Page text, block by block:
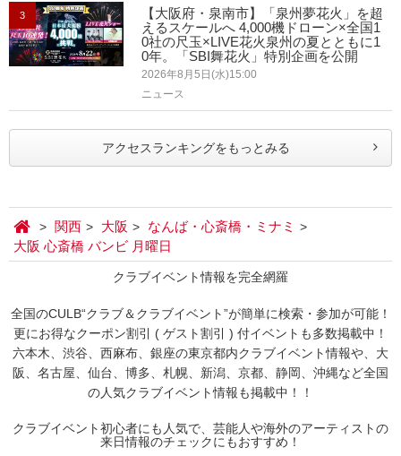
3
【大阪府・泉南市】「泉州夢花火」を超
えるスケールへ 4,000機ドローン×全国1
0社の尺玉×LIVE花火泉州の夏とともに1
0年。「SBI舞花火」特別企画を公開
2026年8月5日(水)15:00
ニュース
アクセスランキングをもっとみる
関西 大阪
なんば・心斎橋・ミナミ
大阪 心斎橋 バンビ 月曜日
クラブイベント情報を完全網羅
全国のCULB“クラブ＆クラブイベント”が簡単に検索・参加が可能！
更にお得なクーポン割引 ( ゲスト割引 ) 付イベントも多数掲載中！
六本木、渋谷、西麻布、銀座の東京都内クラブイベント情報や、大
阪、名古屋、仙台、博多、札幌、新潟、京都、静岡、沖縄など全国
の人気クラブイベント情報も掲載中！！
クラブイベント初心者にも人気で、芸能人や海外のアーティストの
来日情報のチェックにもおすすめ！